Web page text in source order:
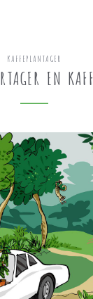
KAFFEPLANTAGER
EN